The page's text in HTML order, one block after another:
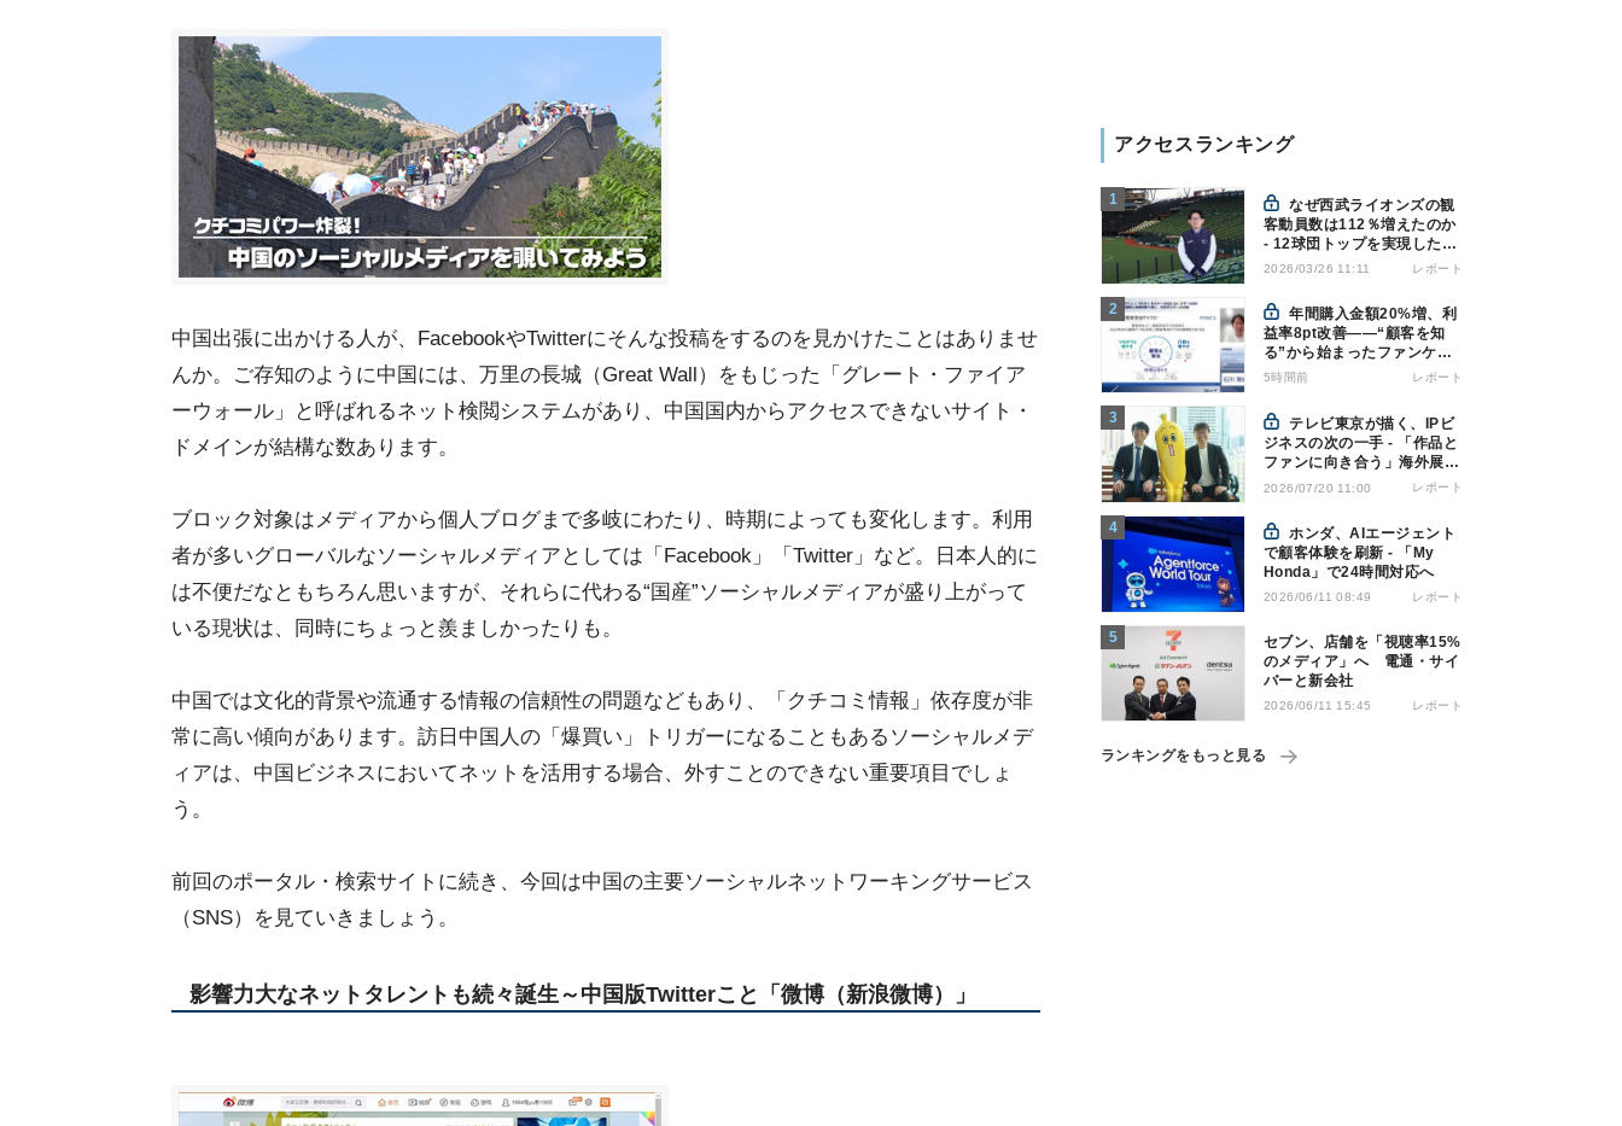
中国出張に出かける人が、FacebookやTwitterにそんな投稿をするのを見かけたことはありませ
んか。ご存知のように中国には、万里の長城（Great Wall）をもじった「グレート・ファイア
ーウォール」と呼ばれるネット検閲システムがあり、中国国内からアクセスできないサイト・
ドメインが結構な数あります。
ブロック対象はメディアから個人ブログまで多岐にわたり、時期によっても変化します。利用
者が多いグローバルなソーシャルメディアとしては「Facebook」「Twitter」など。日本人的に
は不便だなともちろん思いますが、それらに代わる“国産”ソーシャルメディアが盛り上がって
いる現状は、同時にちょっと羨ましかったりも。
中国では文化的背景や流通する情報の信頼性の問題などもあり、「クチコミ情報」依存度が非
常に高い傾向があります。訪日中国人の「爆買い」トリガーになることもあるソーシャルメデ
ィアは、中国ビジネスにおいてネットを活用する場合、外すことのできない重要項目でしょ
う。
前回のポータル・検索サイトに続き、今回は中国の主要ソーシャルネットワーキングサービス
（SNS）を見ていきましょう。
影響力大なネットタレントも続々誕生～中国版Twitterこと「微博（新浪微博）」
アクセスランキング
なぜ西武ライオンズの観
客動員数は112％増えたのか
- 12球団トップを実現した戦
略の全貌
2026/03/26 11:11 レポート
年間購入金額20%増、利
益率8pt改善——“顧客を知
る”から始まったファンケル
の通販変革と、次に見据える
5時間前 レポート
テレビ東京が描く、IPビ
ジネスの次の一手 - 「作品と
ファンに向き合う」海外展開
とは
2026/07/20 11:00 レポート
ホンダ、AIエージェント
で顧客体験を刷新 - 「My
Honda」で24時間対応へ
2026/06/11 08:49 レポート
セブン、店舗を「視聴率15%
のメディア」へ 電通・サイ
バーと新会社
2026/06/11 15:45 レポート
ランキングをもっと見る